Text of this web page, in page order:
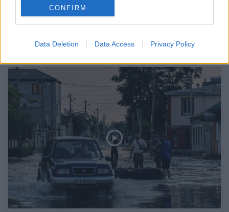
CONFIRM
Data Deletion Data Access Privacy Policy
Paskutiniai metai klimato krizėje – patys
Žinios 2023-09-18